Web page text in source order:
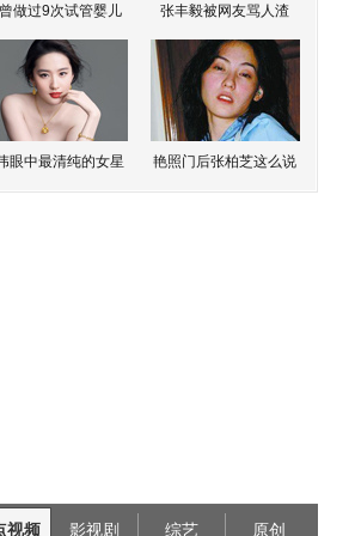
做过9次试管婴儿 张丰毅被网友骂人渣
眼中最清纯的女星 艳照门后张柏芝这么说
视频 影视剧 综艺 原创